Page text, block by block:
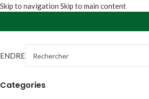
Skip to navigation Skip to main content
Categories